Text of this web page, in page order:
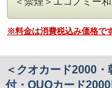
・高知
・高知
・高知
20分
・繁華
※満車
します
◇その
・VOD(
・各種
朝食時
チェッ
和食・
♪
QUO
☆こち
☆港屋自
★☆ひと
①心の
※料金は消費税込み価格です
＜クオカード2000
付・QUOカード